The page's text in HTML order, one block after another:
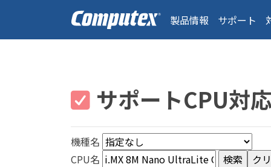
製品情報 サポート
サポートCPU対
機種名
CPU名